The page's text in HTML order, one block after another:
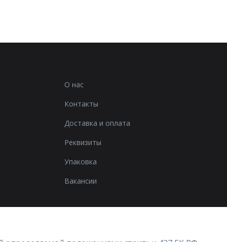
О нас
Контакты
Доставка и оплата
Реквизиты
Упаковка
Вакансии